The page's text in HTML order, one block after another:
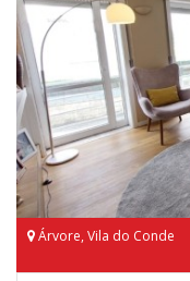
Árvore, Vila do Conde